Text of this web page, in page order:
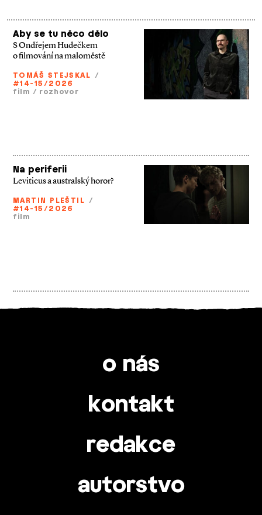
Aby se tu něco dělo
S Ondřejem Hudečkem
o filmování na maloměstě
TOMÁŠ STEJSKAL /
#14-15/2026
film / rozhovor
Na periferii
Leviticus a australský horor?
MARTIN PLEŠTIL /
#14-15/2026
film
o nás
kontakt
redakce
autorstvo